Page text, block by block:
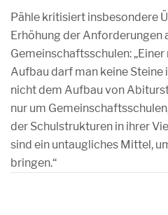
Pähle kritisiert insbesondere
Erhöhung der Anforderungen
Gemeinschaftsschulen:
Aufbau darf man keine Steine
nicht dem Aufbau von
nur um
der Schulstrukturen in ihrer
sind ein untaugliches Mittel,
bringen.“